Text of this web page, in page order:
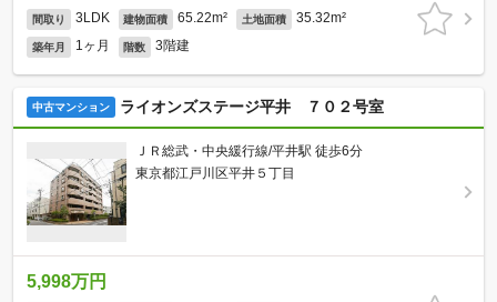
間取り 3LDK 建物面積 65.22m² 土地面積 35.32m²
築年月 1ヶ月 階数 3階建
中古マンション ライオンズステージ平井 ７０２号室
ＪＲ総武・中央緩行線/平井駅 徒歩6分
東京都江戸川区平井５丁目
5,998万円